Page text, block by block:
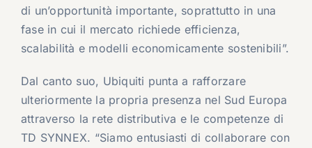
di un’opportunità importante, soprattutto in una
fase in cui il mercato richiede efficienza,
scalabilità e modelli economicamente sostenibili”.
Dal canto suo, Ubiquiti punta a rafforzare
ulteriormente la propria presenza nel Sud Europa
attraverso la rete distributiva e le competenze di
TD SYNNEX. “Siamo entusiasti di collaborare con